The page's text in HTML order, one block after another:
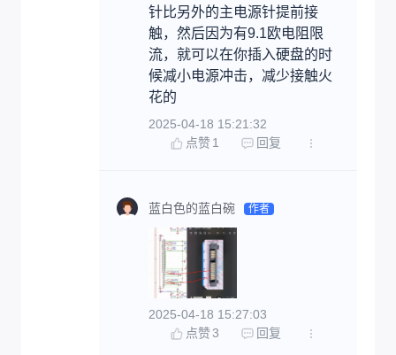
针比另外的主电源针提前接
触，然后因为有9.1欧电阻限
流，就可以在你插入硬盘的时
候减小电源冲击，减少接触火
花的
2025-04-18 15:21:32
点赞 1 回复
蓝白色的蓝白碗 作者
2025-04-18 15:27:03
点赞3 回复